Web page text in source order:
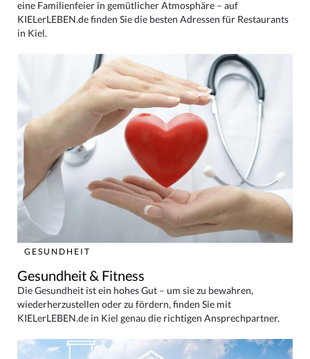
eine Familienfeier in gemütlicher Atmosphäre – auf
KIELerLEBEN.de finden Sie die besten Adressen für Restaurants
in Kiel.
GESUNDHEIT
Gesundheit & Fitness
Die Gesundheit ist ein hohes Gut – um sie zu bewahren,
wiederherzustellen oder zu fördern, finden Sie mit
KIELerLEBEN.de in Kiel genau die richtigen Ansprechpartner.